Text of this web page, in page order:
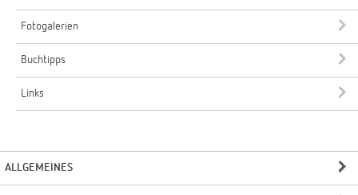
Fotogalerien
Buchtipps
Links
ALLGEMEINES